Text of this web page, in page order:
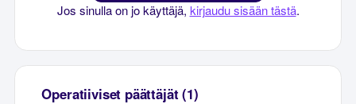
Jos sinulla on jo käyttäjä, kirjaudu sisään tästä.
Operatiiviset päättäjät (1)